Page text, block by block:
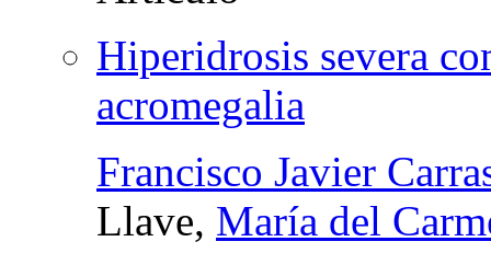
Hiperidrosis severa
acromegalia
Francisco Javier
Llave, María del